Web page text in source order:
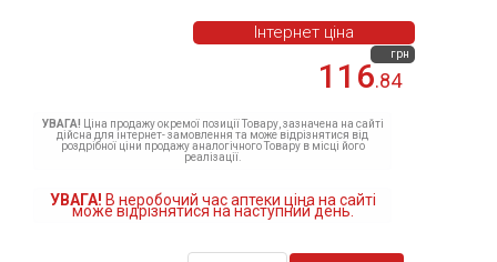
116.84
грн
Інтернет ціна
УВАГА! Ціна продажу окремої позиції Товару, зазначена на сайті
дійсна для інтернет- замовлення та може відрізнятися від
роздрібної ціни продажу аналогічного Товару в місці його
реалізації.
УВАГА! В неробочий час аптеки ціна на сайті
може відрізнятися на наступний день.